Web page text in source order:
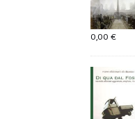
0,00€